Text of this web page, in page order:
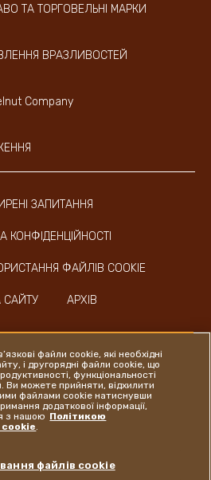
ЗАПИТАННЯ
КОНФІДЕНЦІЙНОСТІ
ФАЙЛІВ COOKIE
САЙТУ АРХІВ
ТА ТОРГОВЕЛЬНІ МАРКИ
ВРАЗЛИВОСТЕЙ
Company
Instagram
LinkedIn
Facebook
файли cookie, які необхідні
і другорядні файли cookie, що
функціональності
Ви можете прийняти, відхилити
файлами cookie натиснувши
додаткової інформації,
з нашою Політикою
cookie.
файлів cookie